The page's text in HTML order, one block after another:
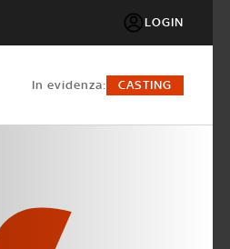
LOGIN
in evidenza: CASTING